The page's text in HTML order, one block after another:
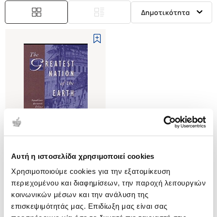
Αυτή η ιστοσελίδα χρησιμοποιεί cookies
Χρησιμοποιούμε cookies για την εξατομίκευση
περιεχομένου και διαφημίσεων, την παροχή λειτουργιών
κοινωνικών μέσων και την ανάλυση της
επισκεψιμότητάς μας. Επιδίωξη μας είναι σας
Δημοτικότητα
(0)
(H/B) THE GREATEST NATION
OF THE EARTH
REPUBLICAN ECONOMIC
POLICIES DURING THE CIVIL
WAR
COX-RICHARDSON
HEATHER